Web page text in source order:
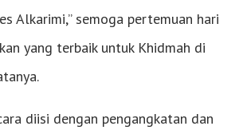
Alkarimi,” semoga pertemuan hari
yang terbaik untuk Khidmah di
diisi dengan pengangkatan dan